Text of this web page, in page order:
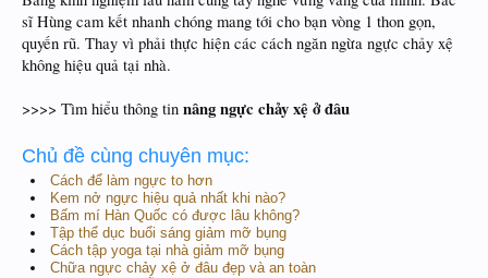
sĩ Hùng cam kết nhanh chóng mang tới cho bạn vòng 1 thon gọn,
quyến rũ. Thay vì phải thực hiện các cách ngăn ngừa ngực chảy xệ
không hiệu quả tại nhà.
>>>> Tìm hiểu thông tin nâng ngực chảy xệ ở đâu
Chủ đề cùng chuyên mục:
Cách để làm ngực to hơn
Kem nở ngực hiệu quả nhất khi nào?
Bấm mí Hàn Quốc có được lâu không?
Tập thể dục buổi sáng giảm mỡ bụng
Cách tập yoga tại nhà giảm mỡ bụng
Chữa ngực chảy xệ ở đâu đẹp và an toàn